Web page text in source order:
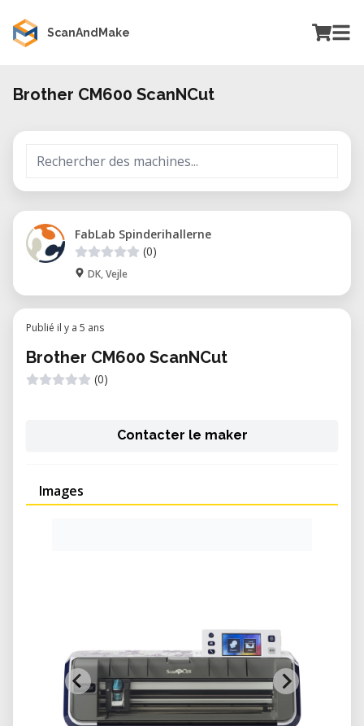
ScanAndMake
Brother CM600 ScanNCut
FabLab Spinderihallerne
(0)
DK, Vejle
Publié il y a 5 ans
Brother CM600 ScanNCut
(0)
Contacter le maker
Images